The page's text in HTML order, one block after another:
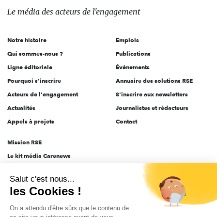
des
l'engagement
Le média des acteurs de l'engagement
Notre histoire
Qui sommes-nous ?
Ligne éditoriale
Pourquoi s'inscrire
Acteurs de l'engagement
Actualités
Appels à projets
Emplois
Publications
Évènements
Annuaire des solutions RSE
S'inscrire aux newsletters
Journalistes et rédacteurs
Contact
Mission RSE
Le kit média Carenews
AEF info
Novethic
PRODURABLE
Salut c'est nous...
les Cookies !
On a attendu d'être sûrs que le contenu de